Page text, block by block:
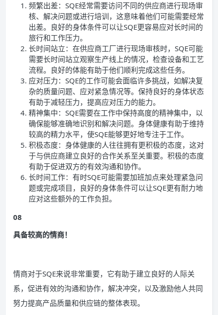
频繁出差：SQE经常需要访问不同的供应商进行现场审
核、解决问题或进行培训，这意味着他们可能需要经常
出差。良好的身体条件可以让SQE更容易应对长时间的
旅行和工作压力。
长时间站立：在供应商工厂进行现场审核时，SQE可能
需要长时间站立观察生产线上的情况，检查设备和工艺
流程。良好的体能有助于他们顺利完成这些任务。
应对压力：SQE的工作可能会面临许多挑战，如解决复
杂的质量问题、应对紧急情况等。保持良好的身体状态
有助于减轻压力，提高应对压力的能力。
精神集中：SQE需要在工作中保持高度的精神集中，以
确保能够准确地识别和解决问题。身体健康有助于维持
较高的精力水平，使SQE能够更好地专注于工作。
积极态度：身体健康的人往往拥有更积极的态度，这对
于与供应商建立良好的合作关系至关重要。积极的态度
有助于促进双方的有效沟通和协作。
长时间工作：有时SQE可能需要加班加点来处理紧急问
题或完成项目，良好的身体条件可以让SQE更有耐力地
应对这些额外的工作负担。
08
具备较高的情商！
情商对于SQE来说非常重要，它有助于建立良好的人际关
系，促进有效的沟通和协作，解决冲突，以及激励他人共同
努力提高产品质量和供应链的整体表现。